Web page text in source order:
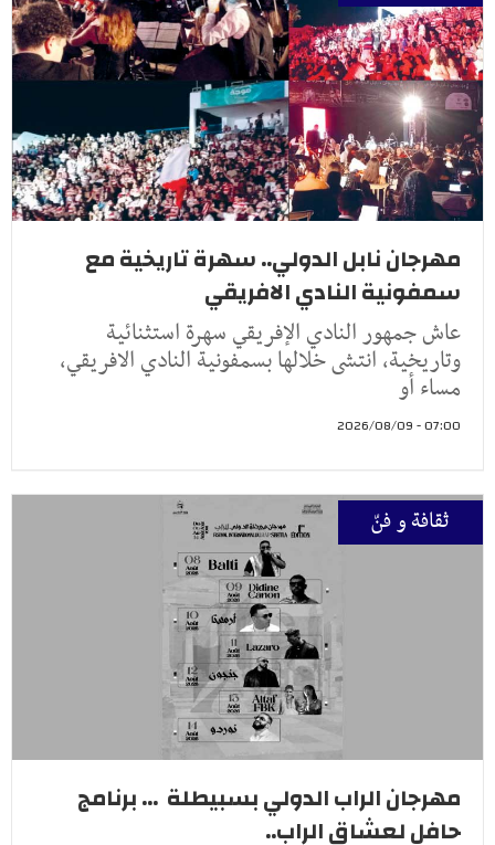
مهرجان نابل الدولي.. سهرة تاريخية مع
سمفونية النادي الافريقي
عاش جمهور النادي الإفريقي سهرة استثنائية
وتاريخية، انتشى خلالها بسمفونية النادي الافريقي،
مساء أو
07:00 - 2026/08/09
ثقافة و فنّ
مهرجان الراب الدولي بسبيطلة ... برنامج
حافل لعشاق الراب..